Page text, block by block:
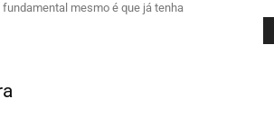
mesmo é que já tenha